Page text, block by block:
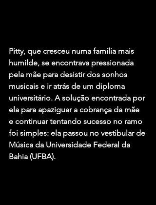
Pitty, que cresceu numa família mais
humilde, se encontrava pressionada
pela mãe para desistir dos sonhos
musicais e ir atrás de um diploma
universitário. A solução encontrada por
ela para apaziguar a cobrança da mãe
e continuar tentando sucesso no ramo
foi simples: ela passou no vestibular de
Música da Universidade Federal da
Bahia (UFBA).